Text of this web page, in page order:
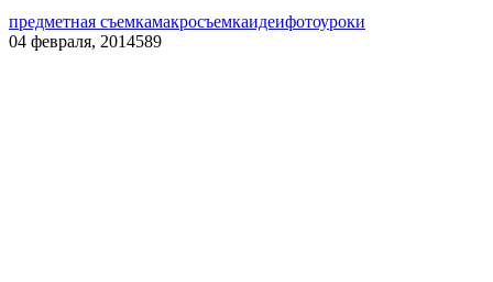
предметная съемкамакросъемкаидеифотоуроки
04 февраля, 2014589